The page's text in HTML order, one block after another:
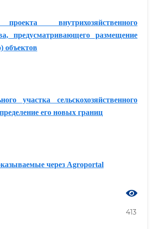
внутрихозяйственного
предусматривающего размещение
объектов
участка сельскохозяйственного
его новых границ
через Agroportal
413